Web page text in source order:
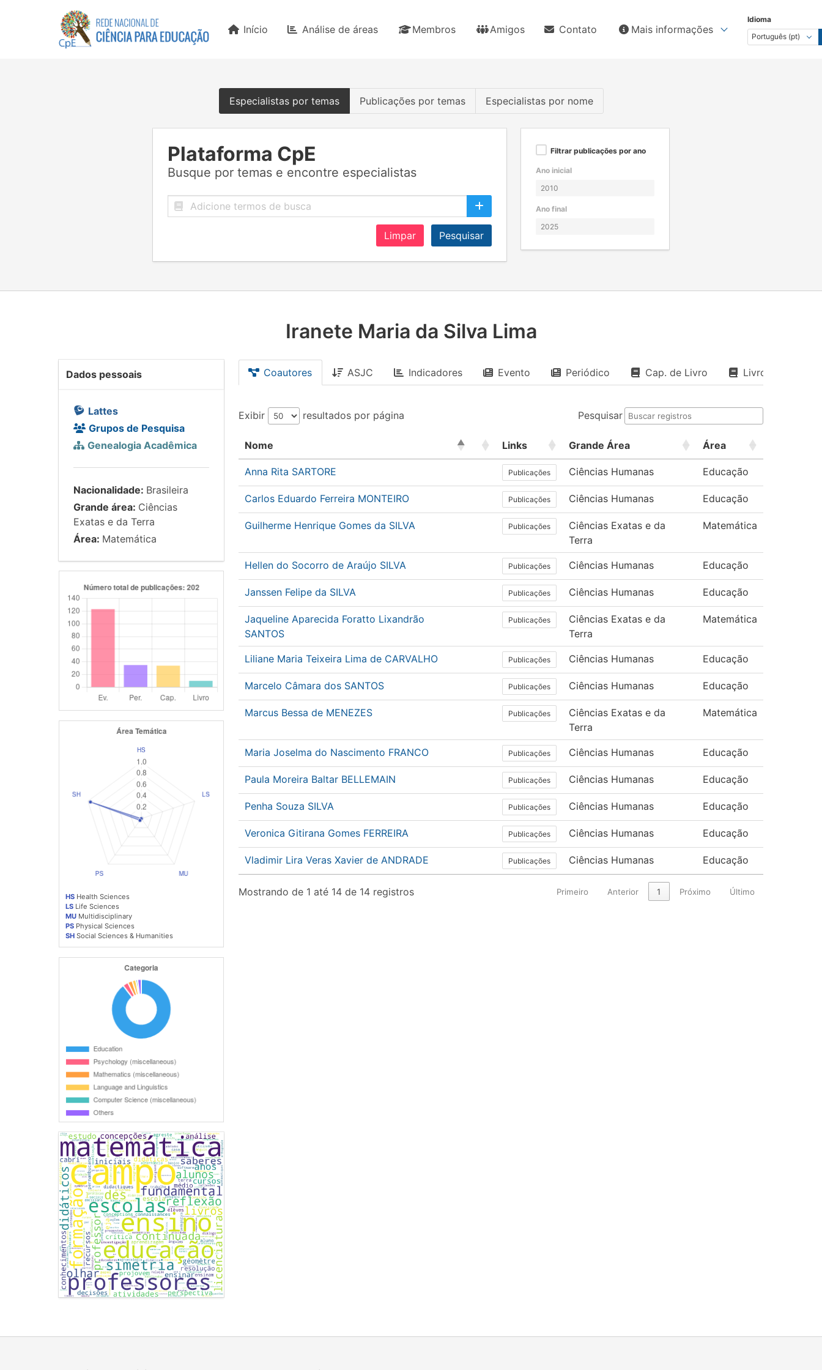
Início Análise de áreas Membros Amigos Contato Mais informações
Idioma
Especialistas por temas Publicações por temas Especialistas por nome
Plataforma CpE
Busque por temas e encontre especialistas
Limpar Pesquisar
Filtrar publicações por ano
Ano inicial
Ano final
Iranete Maria da Silva Lima
Dados pessoais
Lattes
Grupos de Pesquisa
Genealogia Acadêmica
Nacionalidade: Brasileira
Grande área: Ciências
Exatas e da Terra
Área: Matemática
HS Health Sciences
LS Life Sciences
MU Multidisciplinary
PS Physical Sciences
SH Social Sciences & Humanities
Coautores ASJC Indicadores Evento Periódico Cap. de Livro Livro
Exibir resultados por página Pesquisar
Nome Links Grande Área Área
Anna Rita SARTORE Publicações Ciências Humanas Educação
Carlos Eduardo Ferreira MONTEIRO Publicações Ciências Humanas Educação
Guilherme Henrique Gomes da SILVA Publicações
Ciências Exatas e da
Terra
Matemática
Hellen do Socorro de Araújo SILVA Publicações Ciências Humanas Educação
Janssen Felipe da SILVA Publicações Ciências Humanas Educação
Jaqueline Aparecida Foratto Lixandrão
SANTOS
Publicações
Ciências Exatas e da
Terra
Matemática
Liliane Maria Teixeira Lima de CARVALHO Publicações Ciências Humanas Educação
Marcelo Câmara dos SANTOS Publicações Ciências Humanas Educação
Marcus Bessa de MENEZES Publicações
Ciências Exatas e da
Terra
Matemática
Maria Joselma do Nascimento FRANCO Publicações Ciências Humanas Educação
Paula Moreira Baltar BELLEMAIN Publicações Ciências Humanas Educação
Penha Souza SILVA Publicações Ciências Humanas Educação
Veronica Gitirana Gomes FERREIRA Publicações Ciências Humanas Educação
Vladimir Lira Veras Xavier de ANDRADE Publicações Ciências Humanas Educação
Mostrando de 1 até 14 de 14 registros Primeiro Anterior 1 Próximo Último